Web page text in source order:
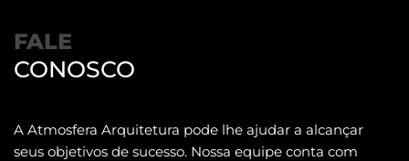
FALE
CONOSCO
A Atmosfera Arquitetura pode lhe ajudar a alcançar
seus objetivos de sucesso. Nossa equipe conta com